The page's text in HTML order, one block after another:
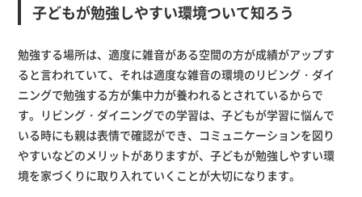
子どもが勉強しやすい環境ついて知ろう
勉強する場所は、適度に雑音がある空間の方が成績がアップす
ると言われていて、それは適度な雑音の環境のリビング・ダイ
ニングで勉強する方が集中力が養われるとされているからで
す。リビング・ダイニングでの学習は、子どもが学習に悩んで
いる時にも親は表情で確認ができ、コミュニケーションを図り
やすいなどのメリットがありますが、子どもが勉強しやすい環
境を家づくりに取り入れていくことが大切になります。